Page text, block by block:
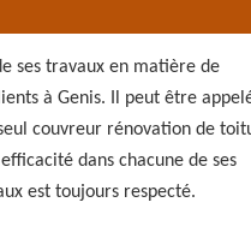
ses travaux en matière de
à Genis. Il peut être
couvreur rénovation de
dans chacune de ses
est toujours respecté.